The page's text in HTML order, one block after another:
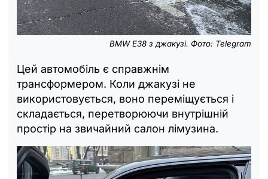
BMW E38 з джакузі. Фото: Telegram
Цей автомобіль є справжнім
трансформером. Коли джакузі не
використовується, воно переміщується і
складається, перетворюючи внутрішній
простір на звичайний салон лімузина.